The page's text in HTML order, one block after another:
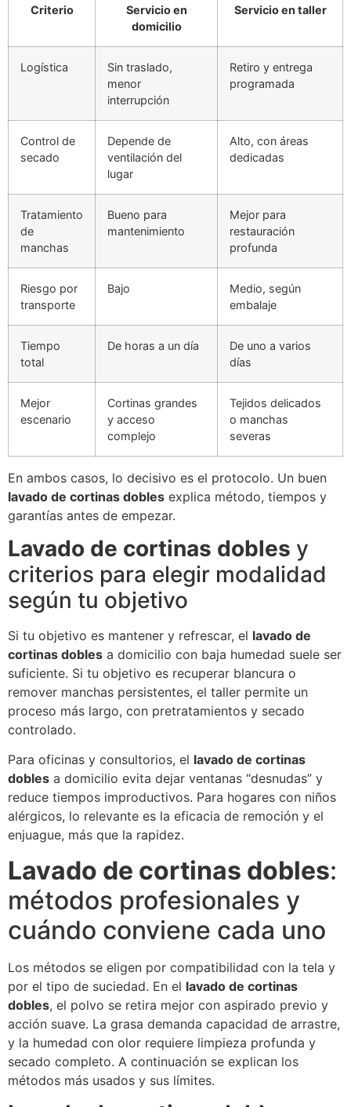
Criterio
Servicio en
domicilio
Servicio en taller
Logística
Sin traslado,
menor
interrupción
Retiro y entrega
programada
Control de
secado
Depende de
ventilación del
lugar
Alto, con áreas
dedicadas
Tratamiento
de
manchas
Bueno para
mantenimiento
Mejor para
restauración
profunda
Riesgo por
transporte
Bajo
Medio, según
embalaje
Tiempo
total
De horas a un día
De uno a varios
días
Mejor
escenario
Cortinas grandes
y acceso
complejo
Tejidos delicados
o manchas
severas
En ambos casos, lo decisivo es el protocolo. Un buen
lavado de cortinas dobles explica método, tiempos y
garantías antes de empezar.
Lavado de cortinas dobles y
criterios para elegir modalidad
según tu objetivo
Si tu objetivo es mantener y refrescar, el lavado de
cortinas dobles a domicilio con baja humedad suele ser
suficiente. Si tu objetivo es recuperar blancura o
remover manchas persistentes, el taller permite un
proceso más largo, con pretratamientos y secado
controlado.
Para oficinas y consultorios, el lavado de cortinas
dobles a domicilio evita dejar ventanas “desnudas” y
reduce tiempos improductivos. Para hogares con niños
alérgicos, lo relevante es la eficacia de remoción y el
enjuague, más que la rapidez.
Lavado de cortinas dobles:
métodos profesionales y
cuándo conviene cada uno
Los métodos se eligen por compatibilidad con la tela y
por el tipo de suciedad. En el lavado de cortinas
dobles, el polvo se retira mejor con aspirado previo y
acción suave. La grasa demanda capacidad de arrastre,
y la humedad con olor requiere limpieza profunda y
secado completo. A continuación se explican los
métodos más usados y sus límites.